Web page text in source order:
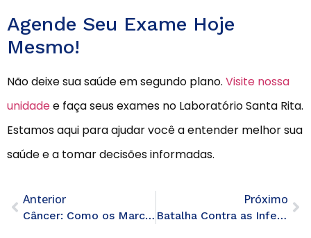
Agende Seu Exame Hoje
Mesmo!
Não deixe sua saúde em segundo plano. Visite nossa
unidadee faça seus exames no Laboratório Santa Rita.
Estamos aqui para ajudar você a entender melhor sua
saúde e a tomar decisões informadas.
Anterior
Câncer: Como os Marcadores Tumorais Podem Fazer a Diferença
Próximo
Batalha Contra as Infecções: Diagnóstico e Tratamento